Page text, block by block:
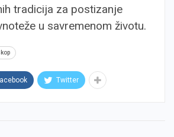
tradicija za postizanje
u savremenom životu.
Twitter